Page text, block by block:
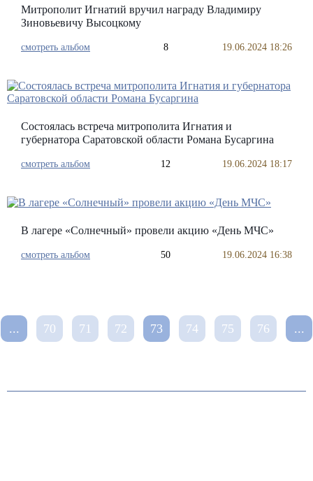
Митрополит Игнатий вручил награду Владимиру
Зиновьевичу Высоцкому
смотреть альбом 8 19.06.2024 18:26
Состоялась встреча митрополита Игнатия и
губернатора Саратовской области Романа Бусаргина
смотреть альбом 12 19.06.2024 18:17
В лагере «Солнечный» провели акцию «День МЧС»
смотреть альбом 50 19.06.2024 16:38
... 70 71 72 73 74 75 76 ...